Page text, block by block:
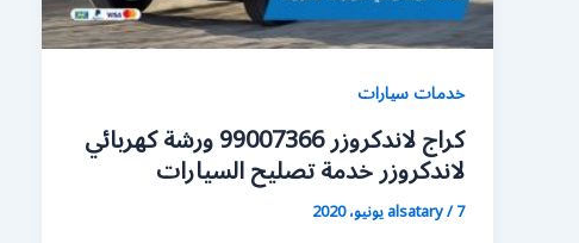
خدمات سيارات
كراج لاندكروزر 99007366 ورشة كهربائي
لاندكروزر خدمة تصليح السيارات
alsatary/7 يونيو، 2020